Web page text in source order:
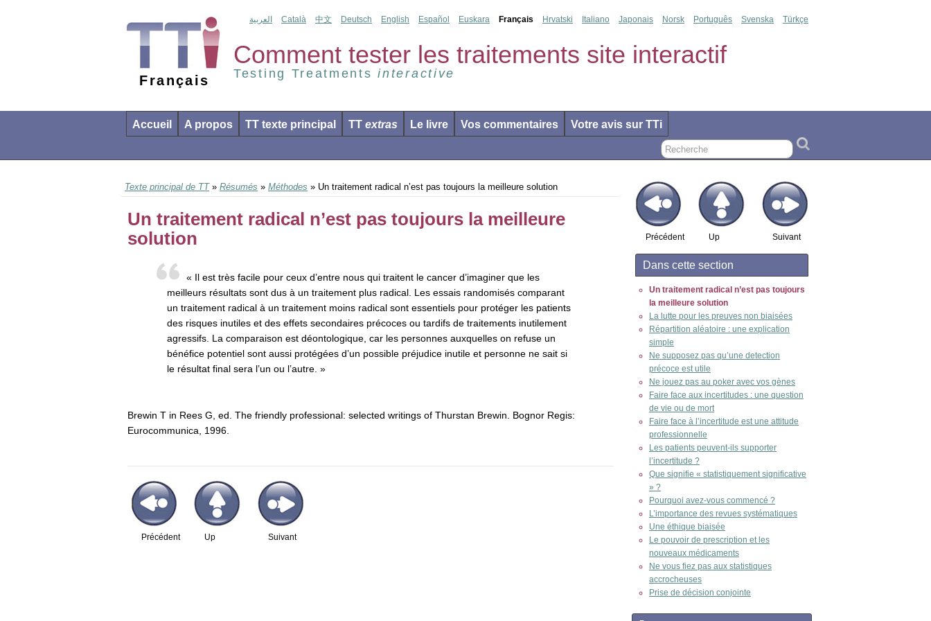
Français
Comment tester les traitements site interactif
Testing Treatmentsinteractive
العربية Català 中文 Deutsch English Español Euskara Français Hrvatski Italiano Japonais Norsk Português Svenska Türkçe
Accueil A propos TT texte principal TT extras Le livre Vos commentaires Votre avis sur TTi
Texte principal de TT» Résumés » Méthodes » Un traitement radical n’est pas toujours la meilleure solution
Un traitement radical n’est pas toujours la meilleure
solution
« Il est très facile pour ceux d’entre nous qui traitent le cancer d’imaginer que les
meilleurs résultats sont dus à un traitement plus radical. Les essais randomisés comparant
un traitement radical à un traitement moins radical sont essentiels pour protéger les patients
des risques inutiles et des effets secondaires précoces ou tardifs de traitements inutilement
agressifs. La comparaison est déontologique, car les personnes auxquelles on refuse un
bénéfice potentiel sont aussi protégées d’un possible préjudice inutile et personne ne sait si
le résultat final sera l’un ou l’autre. »
Brewin T in Rees G, ed. The friendly professional: selected writings of Thurstan Brewin. Bognor Regis:
Eurocommunica, 1996.
Up
Précédent Suivant
Up
Précédent Suivant
Dans cette section
Un traitement radical n’est pas toujours
la meilleure solution
La lutte pour les preuves non biaisées
Répartition aléatoire : une explication
simple
Ne supposez pas qu’une detection
précoce est utile
Ne jouez pas au poker avec vos gènes
Faire face aux incertitudes : une question
de vie ou de mort
Faire face à l’incertitude est une attitude
professionnelle
Les patients peuvent-ils supporter
l’incertitude ?
Que signifie « statistiquement significative
» ?
Pourquoi avez-vous commencé ?
L’importance des revues systématiques
Une éthique biaisée
Le pouvoir de prescription et les
nouveaux médicaments
Ne vous fiez pas aux statistiques
accrocheuses
Prise de décision conjointe